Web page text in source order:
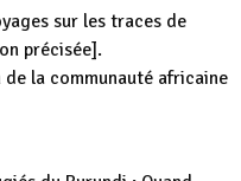
sur les traces de
précisée].
de la communauté africaine